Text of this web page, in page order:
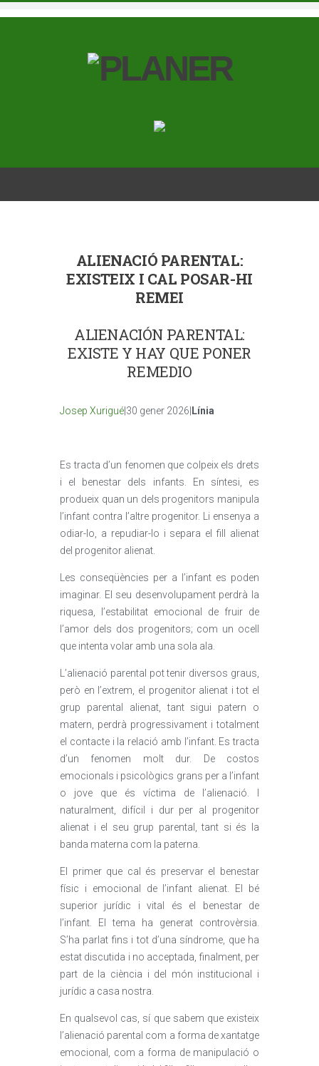
ALIENACIÓ PARENTAL:
EXISTEIX I CAL POSAR-HI
REMEI
ALIENACIÓN PARENTAL:
EXISTE Y HAY QUE PONER
REMEDIO
Josep Xurigué |30 gener 2026| Línia
Es tracta d’un fenomen que colpeix els drets
i el benestar dels infants. En síntesi, es
produeix quan un dels progenitors manipula
l’infant contra l’altre progenitor. Li ensenya a
odiar-lo, a repudiar-lo i separa el fill alienat
del progenitor alienat.
Les conseqüències per a l’infant es poden
imaginar. El seu desenvolupament perdrà la
riquesa, l’estabilitat emocional de fruir de
l’amor dels dos progenitors; com un ocell
que intenta volar amb una sola ala.
L’alienació parental pot tenir diversos graus,
però en l’extrem, el progenitor alienat i tot el
grup parental alienat, tant sigui patern o
matern, perdrà progressivament i totalment
el contacte i la relació amb l’infant. Es tracta
d’un fenomen molt dur. De costos
emocionals i psicològics grans per a l’infant
o jove que és víctima de l’alienació. I
naturalment, difícil i dur per al progenitor
alienat i el seu grup parental, tant si és la
banda materna com la paterna.
El primer que cal és preservar el benestar
físic i emocional de l’infant alienat. El bé
superior jurídic i vital és el benestar de
l’infant. El tema ha generat controvèrsia.
S’ha parlat fins i tot d’una síndrome, que ha
estat discutida i no acceptada, finalment, per
part de la ciència i del món institucional i
jurídic a casa nostra.
En qualsevol cas, sí que sabem que existeix
l’alienació parental com a forma de xantatge
emocional, com a forma de manipulació o